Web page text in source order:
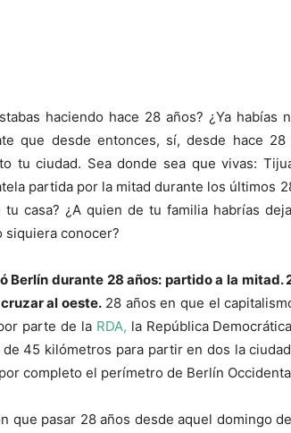
haciendo hace 28 años? ¿Ya habías
que desde entonces, sí, desde hace
tu ciudad. Sea donde sea que vivas:
partida por la mitad durante los últimos
tu casa? ¿A quien de tu familia habrías
siquiera conocer?
Berlín durante 28 años: partido a la mitad.
al oeste.28 años en que el
parte de la RDA, la República
de 45 kilómetros para partir en dos la
completo el perímetro de Berlín
que pasar 28 años desde aquel domingo